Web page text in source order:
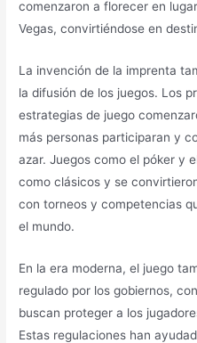
comenzaron a florecer en
Vegas, convirtiéndose en
La invención de la imprenta
la difusión de los juegos. Los
estrategias de juego
más personas participaran y
azar. Juegos como el póker y
como clásicos y se
con torneos y competencias
el mundo.
En la era moderna, el juego
regulado por los gobiernos,
buscan proteger a los
Estas regulaciones han